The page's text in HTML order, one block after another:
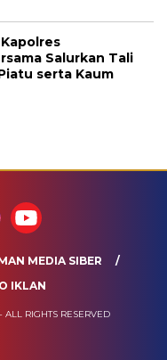
Salurkan Tali
serta Kaum
MEDIA SIBER
IKLAN
RIGHTS RESERVED